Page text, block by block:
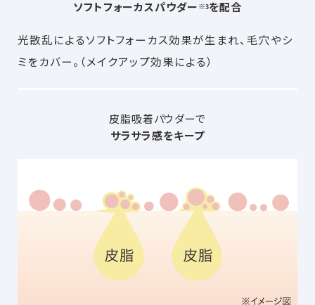
ソフトフォーカスパウダー ※3を配合
光散乱によるソフトフォーカス効果が生まれ、毛穴やシ
ミをカバー。（メイクアップ効果による）
皮脂吸着パウダーで
サラサラ感をキープ